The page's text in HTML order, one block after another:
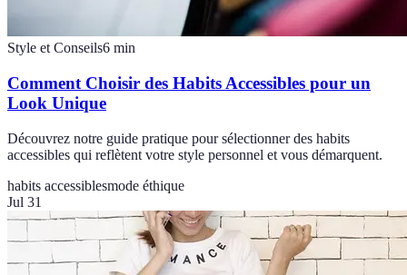
Style et Conseils6 min
Comment Choisir des Habits Accessibles pour un
Look Unique
Découvrez notre guide pratique pour sélectionner des habits
accessibles qui reflètent votre style personnel et vous démarquent.
habits accessiblesmode éthique
Jul 31